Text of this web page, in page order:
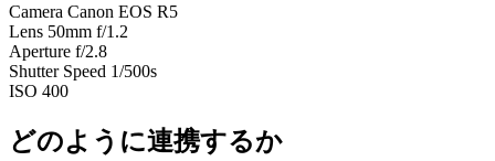
Camera Canon EOS R5
Lens 50mm f/1.2
Aperture f/2.8
Shutter Speed 1/500s
ISO 400
どのように連携するか